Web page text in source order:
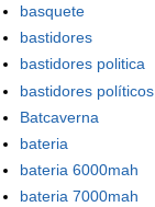
basquete
bastidores
bastidores politica
bastidores políticos
Batcaverna
bateria
bateria 6000mah
bateria 7000mah